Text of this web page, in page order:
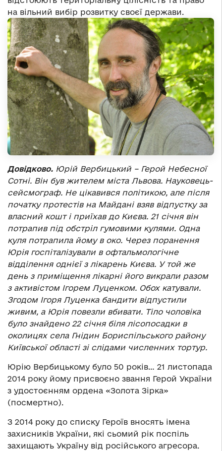
на вільний вибір розвитку своєї держави.
Довідково. Юрій Вербицький – Герой Небесної
Сотні. Він був жителем міста Львова. Науковець-
сейсмограф. Не цікавився політикою, але після
початку протестів на Майдані взяв відпустку за
власний кошт і приїхав до Києва. 21 січня він
потрапив під обстріл гумовими кулями. Одна
куля потрапила йому в око. Через поранення
Юрія госпіталізували в офтальмологічне
відділення однієї з лікарень Києва. У той же
день з приміщення лікарні його викрали разом
з активістом Ігорем Луценком. Обох катували.
Згодом Ігоря Луценка бандити відпустили
живим, а Юрія повезли вбивати. Тіло чоловіка
було знайдено 22 січня біля лісопосадки в
околицях села Гнідин Бориспільського району
Київської області зі слідами численних тортур.
Юрію Вербицькому було 50 років… 21 листопада
2014 року йому присвоєно звання Герой України
з удостоєнням ордена «Золота Зірка»
(посмертно).
З 2014 року до списку Героїв вносять імена
захисників України, які сьомий рік поспіль
захищають Україну від російського агресора.